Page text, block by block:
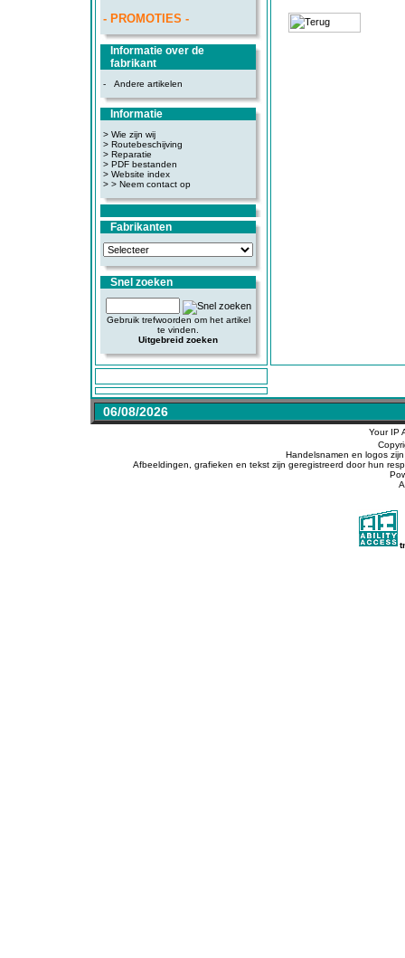
- PROMOTIES -
Informatie over de
fabrikant
- Andere artikelen
Informatie
> Wie zijn wij
> Routebeschijving
> Reparatie
> PDF bestanden
> Website index
> > Neem contact op
Fabrikanten
Snel zoeken
Gebruik trefwoorden om het artikel
te vinden.
Uitgebreid zoeken
06/08/2026
Your IP
Handelsnamen en logos
Afbeeldingen, grafieken en tekst zijn geregistreerd door hun